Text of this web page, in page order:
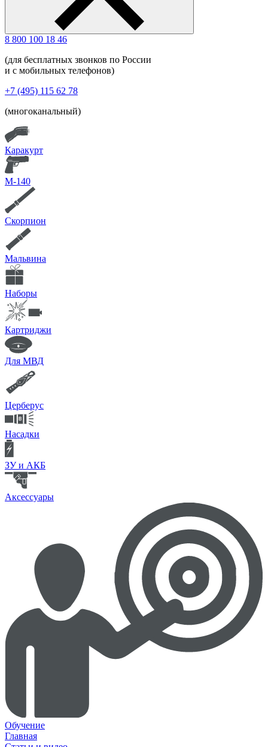
8 800 100 18 46
(для бесплатных звонков по России
и с мобильных телефонов)
+7 (495) 115 62 78
(многоканальный)
Каракурт
М-140
Скорпион
Мальвина
Наборы
Картриджи
Для МВД
Церберус
Насадки
ЗУ и АКБ
Аксессуары
Обучение
Главная